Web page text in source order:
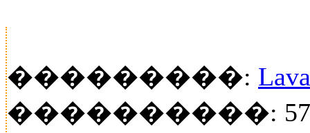
���������:
����������: